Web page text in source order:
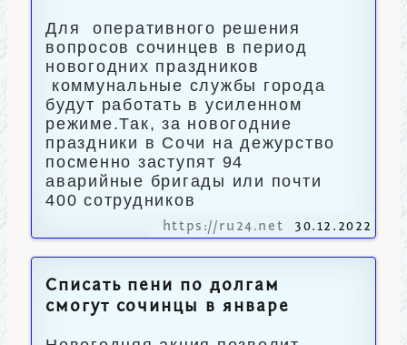
Для оперативного решения
вопросов сочинцев в период
новогодних праздников
коммунальные службы города
будут работать в усиленном
режиме.Так, за новогодние
праздники в Сочи на дежурство
посменно заступят 94
аварийные бригады или почти
400 сотрудников
https://ru24.net 30.12.2022
Списать пени по долгам
смогут сочинцы в январе